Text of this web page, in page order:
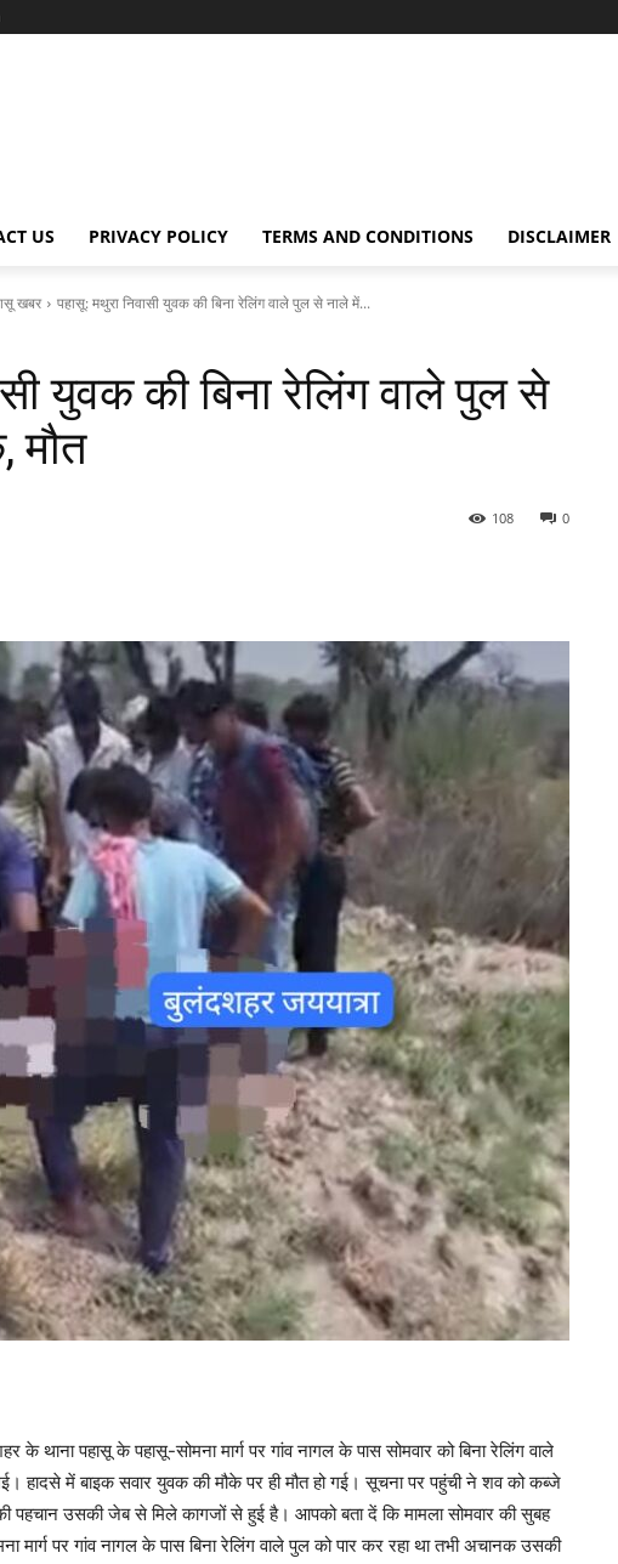
US PRIVACY POLICY TERMS AND CONDITIONS DISCLAIMER
खबर पहासू: मथुरा निवासी युवक की बिना रेलिंग वाले पुल से नाले में...
युवक की बिना रेलिंग वाले पुल से
मौत
0
108
के थाना पहासू के पहासू-सोमना मार्ग पर गांव नागल के पास सोमवार को बिना रेलिंग वाले
हादसे में बाइक सवार युवक की मौके पर ही मौत हो गई। सूचना पर पहुंची ने शव को कब्जे
पहचान उसकी जेब से मिले कागजों से हुई है। आपको बता दें कि मामला सोमवार की सुबह
मार्ग पर गांव नागल के पास बिना रेलिंग वाले पुल को पार कर रहा था तभी अचानक उसकी